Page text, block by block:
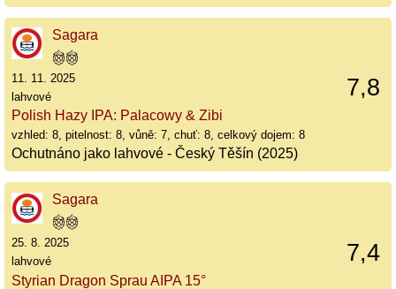
Sagara
7,8
11. 11. 2025
lahvové
Polish Hazy IPA: Palacowy & Zibi
vzhled: 8, pitelnost: 8, vůně: 7, chuť: 8, celkový dojem: 8
Ochutnáno jako lahvové - Český Těšín (2025)
Sagara
7,4
25. 8. 2025
lahvové
Styrian Dragon Sprau AIPA 15°